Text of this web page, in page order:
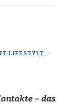
LIFESTYLE
– das